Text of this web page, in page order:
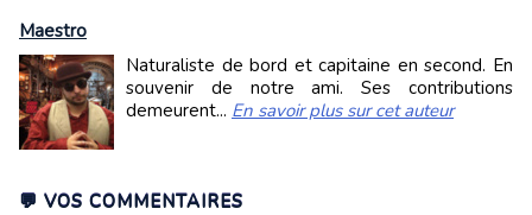
Maestro
Naturaliste de bord et capitaine en second. En
souvenir de notre ami. Ses contributions
demeurent... En savoir plus sur cet auteur
💬 VOS COMMENTAIRES